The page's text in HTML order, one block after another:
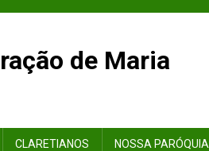
de Maria
CLARETIANOS NOSSA PARÓQUIA